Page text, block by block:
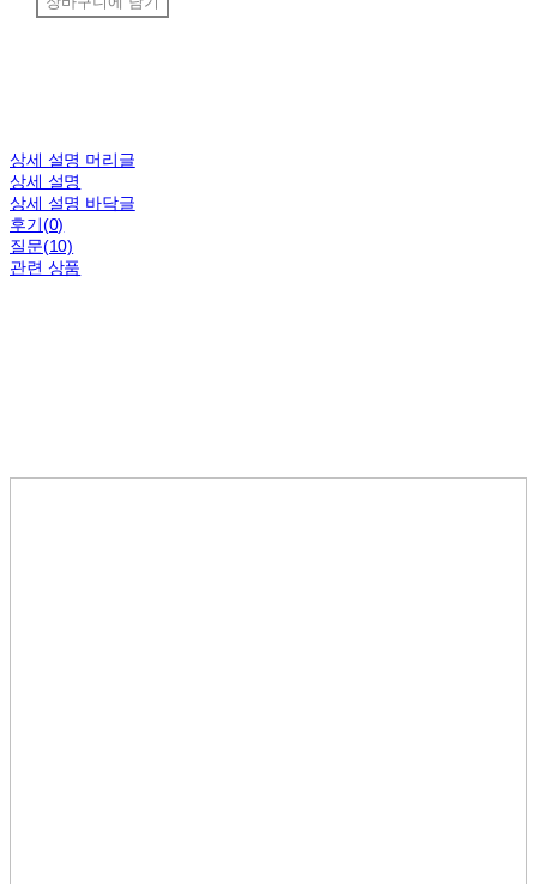
상세 설명 머리글
상세 설명
상세 설명 바닥글
후기(0)
질문(10)
관련 상품